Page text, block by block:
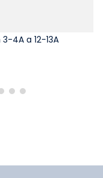
4A a 12-13A